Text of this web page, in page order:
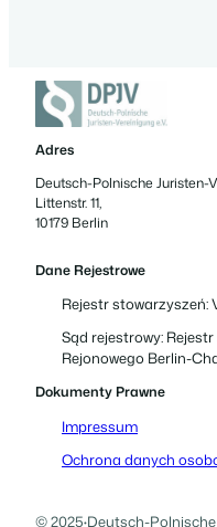
Adres
Deutsch-Polnische Juristen-
Littenstr. 11,
10179 Berlin
Dane Rejestrowe
Rejestr stowarzyszeń:
Sąd rejestrowy:
Rejonowego Berlin-
Dokumenty Prawne
Impressum
Ochrona danych
© 2025·Deutsch-Polnische